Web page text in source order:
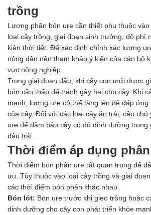
Ngành Giấy
Liên hệ
Tuyển dụng
trồng
Lượng phân bón ure cần thiết phụ thuộc
loại cây trồng, giai đoạn sinh trưởng, độ phì
kiện thời tiết. Để xác định chính xác lượng
nông dân nên tham khảo ý kiến của cán bộ
vực nông nghiệp.
Trong giai đoạn đầu, khi cây con mới được
bón cần thấp để tránh gây hại cho cây. Khi
mạnh, lượng ure có thể tăng lên để đáp
của cây. Đối với các loại cây ăn trái, cần chú
ure để đảm bảo cây có đủ dinh dưỡng trong
đậu trái.
Thời điểm áp dụng
Thời điểm bón phân ure rất quan trọng để
ưu. Tùy thuộc vào loại cây trồng và giai
các thời điểm bón phân khác nhau.
Bón lót: Bón ure trước khi gieo trồng hoặc
dinh dưỡng cho cây con phát triển khỏe